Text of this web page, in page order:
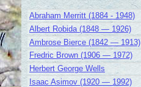
Abraham Merritt (1884 - 1948)
Albert Robida (1848 — 1926)
Ambrose Bierce (1842 — 1913)
Fredric Brown (1906 — 1972)
Herbert George Wells
Isaac Asimov (1920 — 1992)